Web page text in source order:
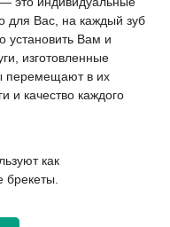
для Вас, на каждый зуб
установить Вам и
изготовленные
перемещают в их
и качество каждого
как
брекеты.